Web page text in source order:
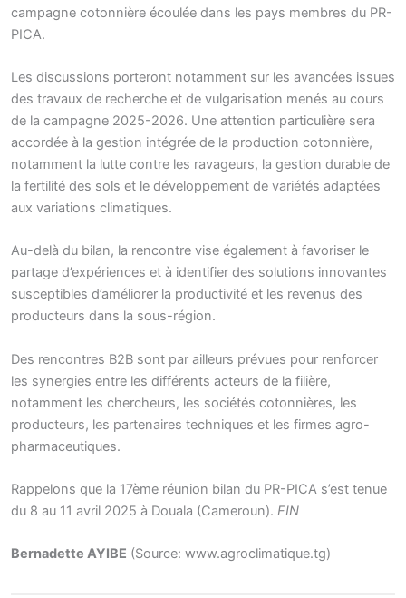
campagne cotonnière écoulée dans les pays membres du PR-
PICA.
Les discussions porteront notamment sur les avancées issues
des travaux de recherche et de vulgarisation menés au cours
de la campagne 2025-2026. Une attention particulière sera
accordée à la gestion intégrée de la production cotonnière,
notamment la lutte contre les ravageurs, la gestion durable de
la fertilité des sols et le développement de variétés adaptées
aux variations climatiques.
Au-delà du bilan, la rencontre vise également à favoriser le
partage d’expériences et à identifier des solutions innovantes
susceptibles d’améliorer la productivité et les revenus des
producteurs dans la sous-région.
Des rencontres B2B sont par ailleurs prévues pour renforcer
les synergies entre les différents acteurs de la filière,
notamment les chercheurs, les sociétés cotonnières, les
producteurs, les partenaires techniques et les firmes agro-
pharmaceutiques.
Rappelons que la 17ème réunion bilan du PR-PICA s’est tenue
du 8 au 11 avril 2025 à Douala (Cameroun). FIN
Bernadette AYIBE (Source: www.agroclimatique.tg)